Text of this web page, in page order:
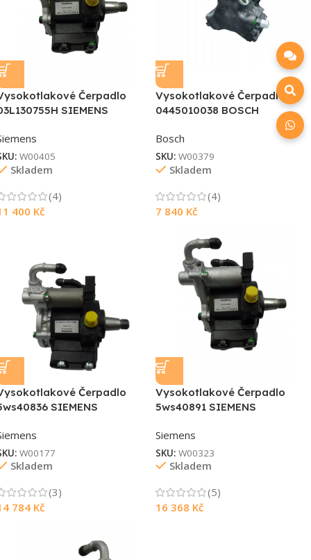
Čerpadlo
SIEMENS
W00405
Skladem
(4)
400 Kč
Vysokotlakové Čerpadlo
0445010038 BOSCH
Bosch
SKU: W00379
Skladem
(4)
7 840 Kč
Čerpadlo
SIEMENS
W00177
Skladem
(3)
784 Kč
Vysokotlakové Čerpadlo
5ws40891 SIEMENS
Siemens
SKU: W00323
Skladem
(5)
16 368 Kč